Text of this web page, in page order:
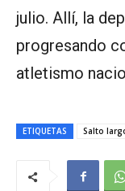
julio. Allí, la
progresando
atletismo
ETIQUETAS Salto